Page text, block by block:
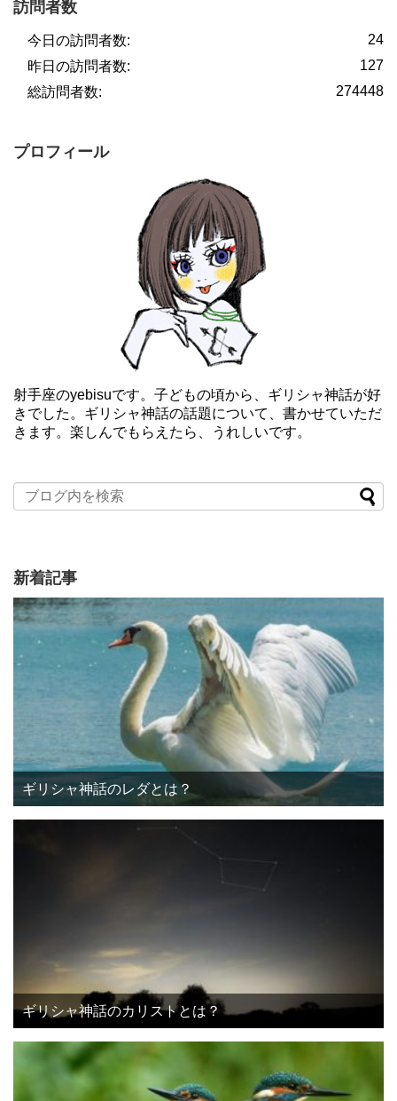
訪問者数
24
今日の訪問者数:
127
昨日の訪問者数:
274448
総訪問者数:
プロフィール
射手座のyebisuです。子どもの頃から、ギリシャ神話が好
きでした。ギリシャ神話の話題について、書かせていただ
きます。楽しんでもらえたら、うれしいです。
新着記事
ギリシャ神話のレダとは？
ギリシャ神話のカリストとは？